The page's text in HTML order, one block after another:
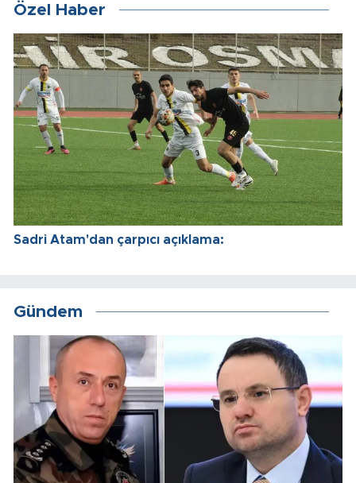
Özel Haber
Sadri Atam'dan çarpıcı açıklama:
Gündem